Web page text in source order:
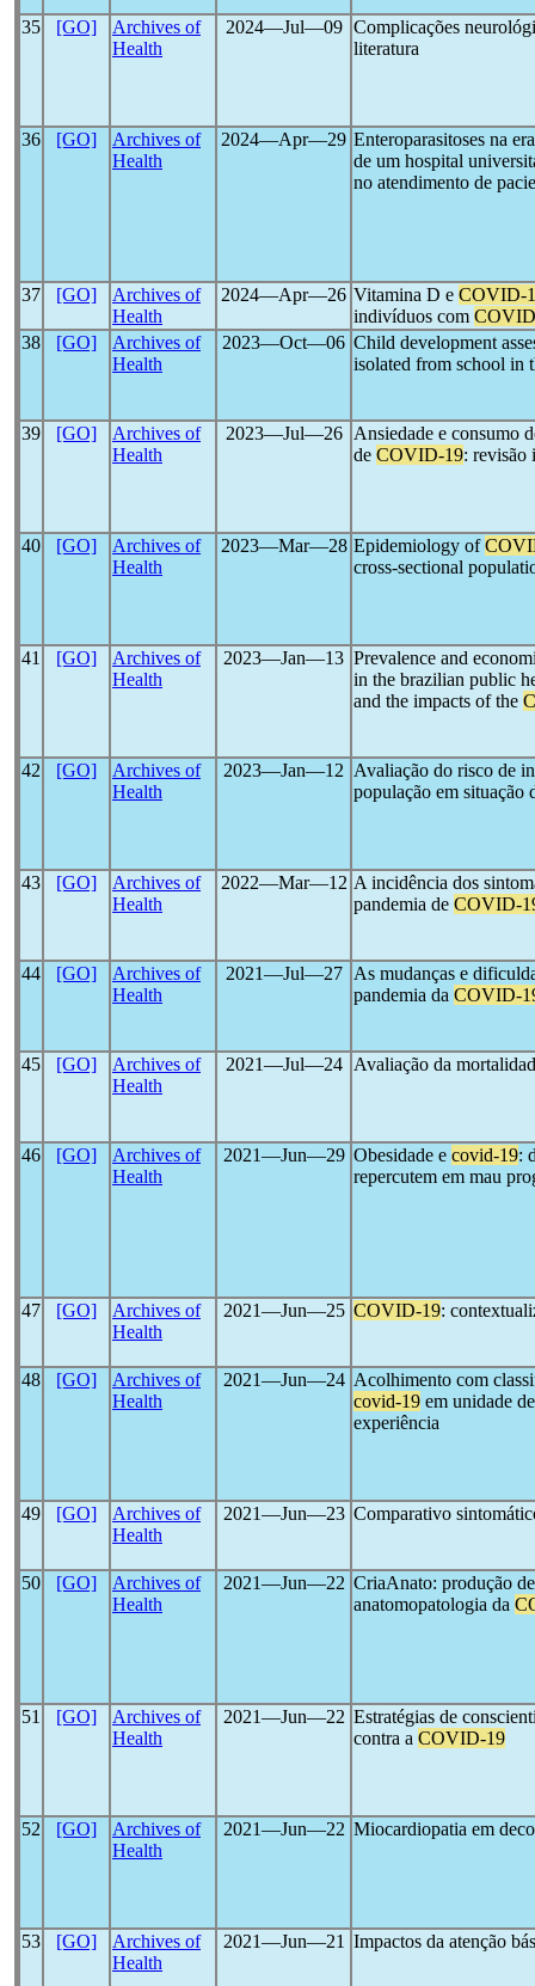
35 [GO]
Archives of
Health
2024―Jul―09 Complicações
literatura
36 [GO]
Archives of
Health
2024―Apr―29 Enteroparasitoses na
de um hospital
no atendimento de
37 [GO]
Archives of
Health
2024―Apr―26 Vitamina D e COVID-
indivíduos com
38
[GO]
Archives of
Health
2023―Oct―06 Child development
isolated from school in
39 [GO]
Archives of
Health
2023―Jul―26
Ansiedade e consumo
de COVID-19: revisão
40 [GO]
Archives of
Health
2023―Mar―28 Epidemiology of
cross-sectional
41 [GO]
Archives of
Health
2023―Jan―13 Prevalence and
in the brazilian public
and the impacts of the
42 [GO]
Archives of
Health
2023―Jan―12 Avaliação do risco de
população em situação
43 [GO]
Archives of
Health
2022―Mar―12 A incidência dos
pandemia de COVID-
44 [GO]
Archives of
Health
2021―Jul―27
As mudanças e
pandemia da COVID-
45 [GO]
Archives of
Health
2021―Jul―24 Avaliação da
46 [GO]
Archives of
Health
2021―Jun―29 Obesidade e covid-19:
repercutem em mau
47 [GO]
Archives of
Health
2021―Jun―25 COVID-19:
48 [GO]
Archives of
Health
2021―Jun―24 Acolhimento com
covid-19 em unidade
experiência
49 [GO]
Archives of
Health
2021―Jun―23 Comparativo
50 [GO]
Archives of
Health
2021―Jun―22 CriaAnato: produção
anatomopatologia da
51 [GO]
Archives of
Health
2021―Jun―22 Estratégias de
contra a COVID-19
52 [GO]
Archives of
Health
2021―Jun―22 Miocardiopatia em
53 [GO]
Archives of
Health
2021―Jun―21 Impactos da atenção